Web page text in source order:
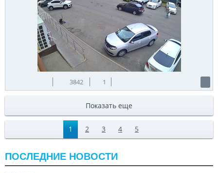
3842 1
Показать еще
1 2 3 4 5
ПОСЛЕДНИЕ НОВОСТИ